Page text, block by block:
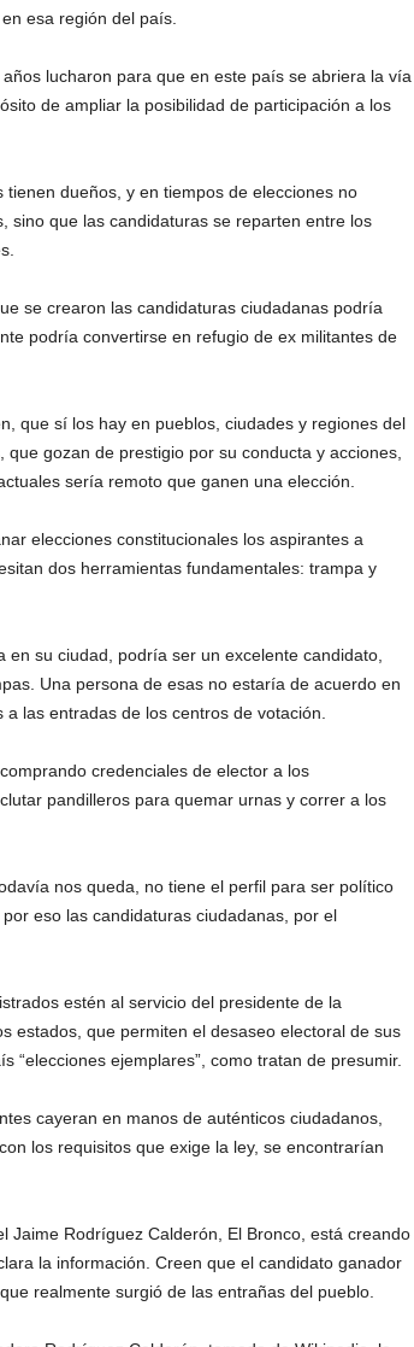
esa región del país.
lucharon para que en este país se abriera la vía
de ampliar la posibilidad de participación a los
dueños, y en tiempos de elecciones no
sino que las candidaturas se reparten entre los
se crearon las candidaturas ciudadanas podría
podría convertirse en refugio de ex militantes de
que sí los hay en pueblos, ciudades y regiones del
gozan de prestigio por su conducta y acciones,
sería remoto que ganen una elección.
elecciones constitucionales los aspirantes a
dos herramientas fundamentales: trampa y
su ciudad, podría ser un excelente candidato,
Una persona de esas no estaría de acuerdo en
las entradas de los centros de votación.
credenciales de elector a los
pandilleros para quemar urnas y correr a los
nos queda, no tiene el perfil para ser político
eso las candidaturas ciudadanas, por el
estén al servicio del presidente de la
estados, que permiten el desaseo electoral de sus
“elecciones ejemplares”, como tratan de presumir.
cayeran en manos de auténticos ciudadanos,
los requisitos que exige la ley, se encontrarían
Jaime Rodríguez Calderón, El Bronco, está creando
la información. Creen que el candidato ganador
realmente surgió de las entrañas del pueblo.